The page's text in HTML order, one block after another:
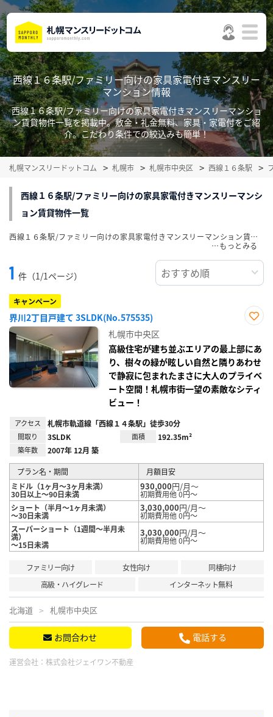
西線１６条駅/ファミリー向けの家具家電付きマンスリー
マンション情報
西線１６条駅/ファミリー向けの家具家電付きマンスリーマンショ
ン賃貸物件一覧を掲載中。敷金・礼金無料、家具・家電付をご紹
介。こだわり条件での絞込みも簡単！
札幌マンスリードットコム 札幌市 札幌市中央区 西線１６条駅
西線１６条駅/ファミリー向けの家具家電付きマンスリーマンシ
ョン賃貸物件一覧
1 件（1/1ページ）
キャンペーン
界川2丁目戸建て 3SLDK(No.575535)
り登
録
札幌市中央区
高級住宅が建ち並ぶエリアの最上部にあ
り、樹々の緑が眩しい自然と隣りあわせ
で静寂に包まれたまさに大人のプライベ
ート空間！札幌市街一望の素敵なシティ
ビュー！
アクセス 札幌市軌道線「西線１４条駅」徒歩30分
間取り 3SLDK 面積 192.35m²
築年数 2007年 12月 築
プラン名・期間
月額目安
ミドル（1ヶ月～3ヶ月未満）
30日以上～90日未満
930,000円/月～
初期費用他 0円～
ショート（半月～1ヶ月未満）
～30日未満
3,030,000円/月～
初期費用他 0円～
スーパーショート（1週間～半月未
満）
～15日未満
3,030,000円/月～
初期費用他 0円～
ファミリー向け 女性向け
同棲向け
高級・ハイグレード
インターネット無料
北海道 札幌市中央区
お問合わせ 電話する
運営会社： 株式会社ジェイワン不動産
西線１６条駅/ファミリー向けの家具家電付きマンスリーマンション賃貸物件一覧を掲載中。敷金・礼金無料、家具・家電付をご紹介。こだわり条件での絞込みも簡単！
…